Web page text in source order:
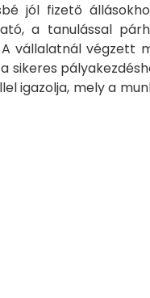
jól fizető
a tanulással
vállalatnál végzett
igazolja, mely a